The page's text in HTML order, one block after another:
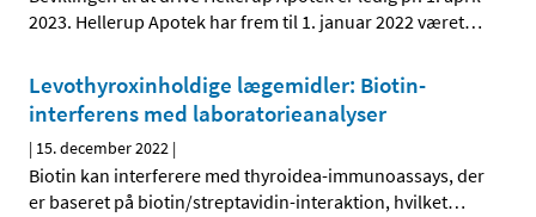
2023. Hellerup Apotek har frem til 1. januar 2022 været…
Levothyroxinholdige lægemidler: Biotin-
interferens med laboratorieanalyser
| 15. december 2022 |
Biotin kan interferere med thyroidea-immunoassays, der
er baseret på biotin/streptavidin-interaktion, hvilket…